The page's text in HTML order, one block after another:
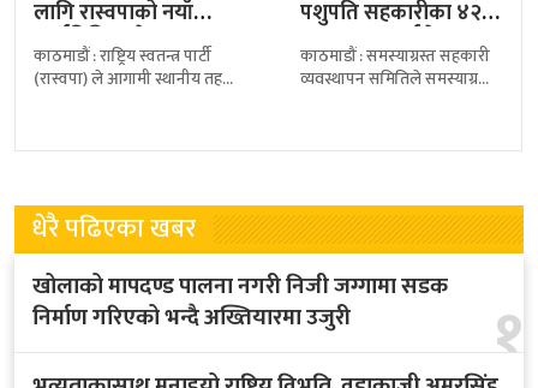
लागि रास्वपाको नयाँ
कार्यविधि, उम्मेदवार
छनोटमा प्रारम्भिक…
काठमाडौं : राष्ट्रिय स्वतन्त्र पार्टी
(रास्वपा) ले आगामी स्थानीय तह
सार्वजनिक गरेको छ। पार्टीका
पशुपति सहकारीका ४२
साना बचतकर्ताले पाए…
काठमाडौं : समस्याग्रस्त सहकारी
व्यवस्थापन समितिले समस्याग्रस्त
फिर्ता गर्न थालेको छ।
धेरै पढिएका खबर
१
खोलाको मापदण्ड पालना नगरी निजी जग्गामा सडक
निर्माण गरिएको भन्दै अख्तियारमा उजुरी